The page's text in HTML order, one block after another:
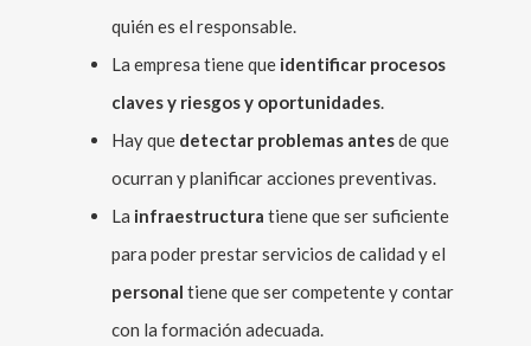
quién es el responsable.
La empresa tiene que identificar procesos
claves y riesgos y oportunidades.
Hay que detectar problemas antesde que
ocurran y planificar acciones preventivas.
La infraestructura tiene que ser suficiente
para poder prestar servicios de calidad y el
personal tiene que ser competente y contar
con la formación adecuada.